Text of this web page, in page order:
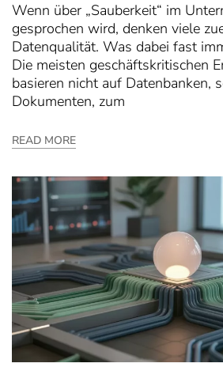
Wenn über „Sauberkeit“ im
gesprochen wird, denken viele
Datenqualität. Was dabei fast
Die meisten geschäftskritischen
basieren nicht auf Datenbanken,
Dokumenten, zum
READ MORE